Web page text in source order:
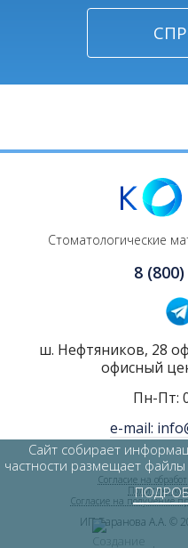
Стоматологические
8
ш. Нефтяников, 28
офисный
Пн-Пт:
e-mail:
Согласие на
Политика
Согласие на получение
ИП Баранова А.А. ©
Сайт собирает
частности размещает